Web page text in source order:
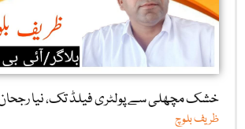
خشک مچھلی سے پولٹری فیلڈ تک، نیا
ظریف بلوچ